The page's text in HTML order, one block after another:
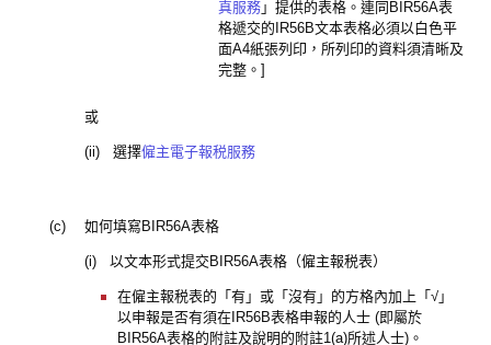
真服務 」提供的表格。連同BIR56A表
格遞交的IR56B文本表格必須以白色平
面A4紙張列印，所列印的資料須清晰及
完整。]
或
(ii) 選擇僱主電子報税服務
(c) 如何填寫BIR56A表格
(i) 以文本形式提交BIR56A表格（僱主報税表）
在僱主報税表的「有」或「沒有」的方格內加上「√」
以申報是否有須在IR56B表格申報的人士 (即屬於
BIR56A表格的附註及說明的附註1(a)所述人士)。